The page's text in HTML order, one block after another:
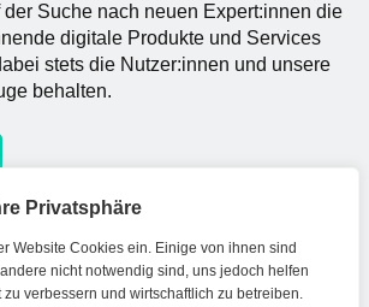
Privatsphäre
Website Cookies ein. Einige von ihnen sind
nicht notwendig sind, uns jedoch helfen
verbessern und wirtschaftlich zu betreiben.
Suche nach neuen Expert:innen die
digitale Produkte und Services
stets die Nutzer:innen und unsere
behalten.